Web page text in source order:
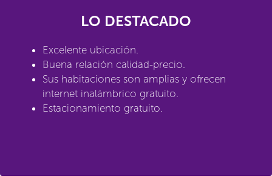
LO DESTACADO
Excelente ubicación.
Buena relación calidad-precio.
Sus habitaciones son amplias y ofrecen
internet inalámbrico gratuito.
Estacionamiento gratuito.